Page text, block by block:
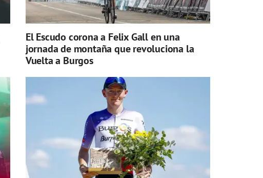
El Escudo corona a Felix Gall en una
jornada de montaña que revoluciona la
Vuelta a Burgos